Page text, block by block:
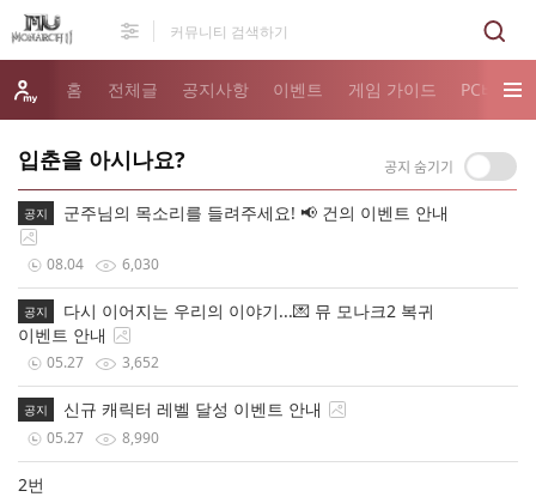
홈 전체글 공지사항 이벤트 게임 가이드 PC버전
입춘을 아시나요?
공지 군주님의 목소리를 들려주세요! 📢 건의 이벤트 안내
08.04 6,030
공지
다시 이어지는 우리의 이야기...💌 뮤 모나크2 복귀
이벤트 안내
05.27 3,652
공지 신규 캐릭터 레벨 달성 이벤트 안내
05.27 8,990
2번